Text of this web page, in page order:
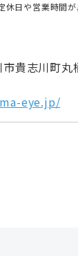
休日や営業時間
貴志川町丸
eye.jp/